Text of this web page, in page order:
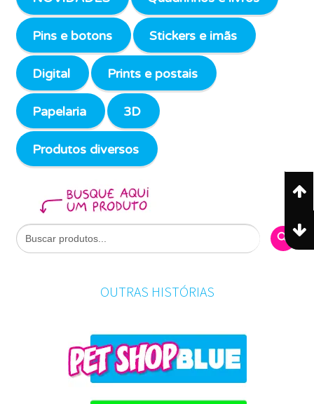
Pins e botons Stickers e imãs
Digital Prints e postais
Papelaria 3D
Produtos diversos
Search
for:
Search
OUTRAS HISTÓRIAS